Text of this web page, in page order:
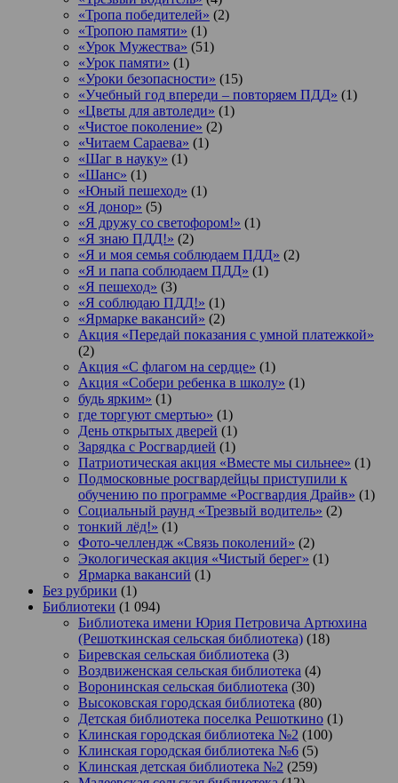
«Тропа победителей» (2)
«Тропою памяти» (1)
«Урок Мужества» (51)
«Урок памяти» (1)
«Уроки безопасности» (15)
«Учебный год впереди – повторяем ПДД» (1)
«Цветы для автоледи» (1)
«Чистое поколение» (2)
«Читаем Сараева» (1)
«Шаг в науку» (1)
«Шанс» (1)
«Юный пешеход» (1)
«Я донор» (5)
«Я дружу со светофором!» (1)
«Я знаю ПДД!» (2)
«Я и моя семья соблюдаем ПДД» (2)
«Я и папа соблюдаем ПДД» (1)
«Я пешеход» (3)
«Я соблюдаю ПДД!» (1)
«Ярмарке вакансий» (2)
Акция «Передай показания с умной платежкой»
(2)
Акция «С флагом на сердце» (1)
Акция «Собери ребенка в школу» (1)
будь ярким» (1)
где торгуют смертью» (1)
День открытых дверей (1)
Зарядка с Росгвардией (1)
Патриотическая акция «Вместе мы сильнее» (1)
Подмосковные росгвардейцы приступили к
обучению по программе «Росгвардия Драйв» (1)
Социальный раунд «Трезвый водитель» (2)
тонкий лёд!» (1)
Фото-челлендж «Связь поколений» (2)
Экологическая акция «Чистый берег» (1)
Ярмарка вакансий (1)
Без рубрики (1)
Библиотеки (1 094)
Библиотека имени Юрия Петровича Артюхина
(Решоткинская сельская библиотека) (18)
Биревская сельская библиотека (3)
Воздвиженская сельская библиотека (4)
Воронинская сельская библиотека (30)
Высоковская городская библиотека (80)
Детская библиотека поселка Решоткино (1)
Клинская городская библиотека №2 (100)
Клинская городская библиотека №6 (5)
Клинская детская библиотека №2 (259)